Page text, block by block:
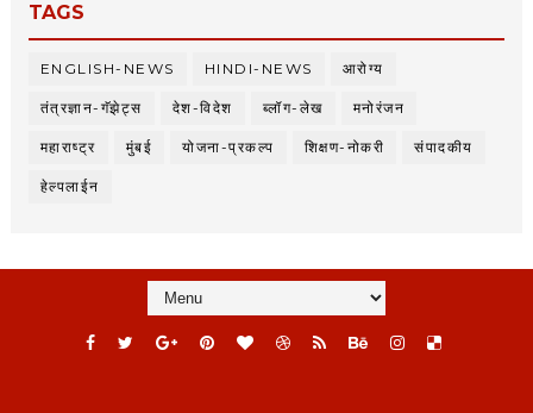
TAGS
ENGLISH-NEWS HINDI-NEWS आरोग्य
तंत्रज्ञान-गॅझेट्स देश-विदेश ब्लॉग-लेख मनोरंजन
महाराष्ट्र मुंबई योजना-प्रकल्प शिक्षण-नोकरी संपादकीय
हेल्पलाईन